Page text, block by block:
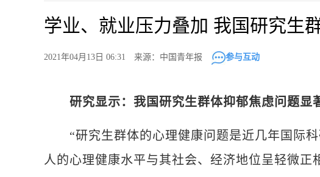
学业、就业压力叠加 我国研究生
2021年04月13日 06:31 来源：中国青年报 参与互动
研究显示：我国研究生群体抑郁焦虑问题显
“研究生群体的心理健康问题是近几年国际科
人的心理健康水平与其社会、经济地位呈轻微